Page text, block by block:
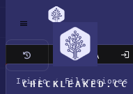
CHECKLEAKED.CC
Sitio clásico
Inicio / Filtraciones